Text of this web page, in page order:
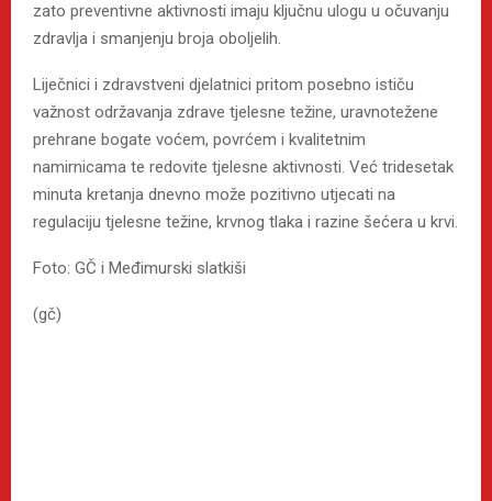
zato preventivne aktivnosti imaju ključnu ulogu u očuvanju
zdravlja i smanjenju broja oboljelih.
Liječnici i zdravstveni djelatnici pritom posebno ističu
važnost održavanja zdrave tjelesne težine, uravnotežene
prehrane bogate voćem, povrćem i kvalitetnim
namirnicama te redovite tjelesne aktivnosti. Već tridesetak
minuta kretanja dnevno može pozitivno utjecati na
regulaciju tjelesne težine, krvnog tlaka i razine šećera u krvi.
Foto: GČ i Međimurski slatkiši
(gč)